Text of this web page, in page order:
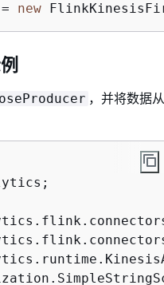
new
，并将数据从